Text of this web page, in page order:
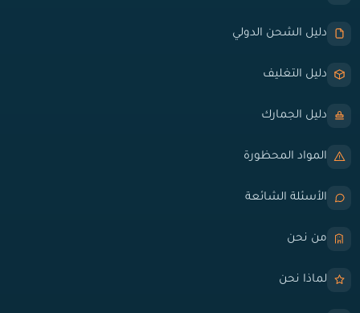
دليل الشحن الدولي
دليل التغليف
دليل الجمارك
المواد المحظورة
الأسئلة الشائعة
من نحن
لماذا نحن